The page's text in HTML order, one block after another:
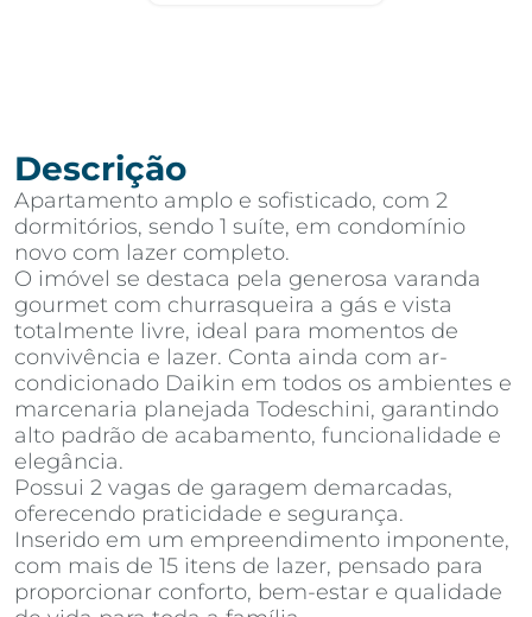
Descrição
Apartamento amplo e sofisticado, com 2
dormitórios, sendo 1 suíte, em condomínio
novo com lazer completo.
O imóvel se destaca pela generosa varanda
gourmet com churrasqueira a gás e vista
totalmente livre, ideal para momentos de
convivência e lazer. Conta ainda com ar-
condicionado Daikin em todos os ambientes e
marcenaria planejada Todeschini, garantindo
alto padrão de acabamento, funcionalidade e
elegância.
Possui 2 vagas de garagem demarcadas,
oferecendo praticidade e segurança.
Inserido em um empreendimento imponente,
com mais de 15 itens de lazer, pensado para
proporcionar conforto, bem-estar e qualidade